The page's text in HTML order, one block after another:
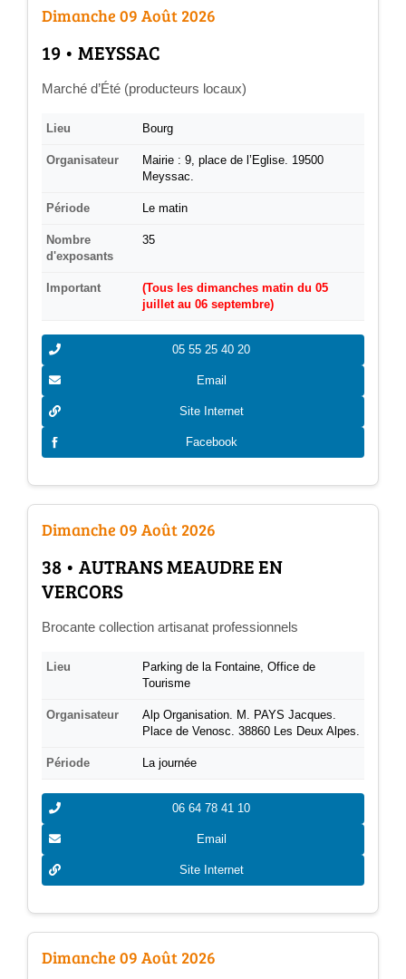
Annuaire Fournisseurs
Actualités
Contact
Dimanche 09 Août 2026
­19 • MEYSSAC
Marché d’Été (producteurs locaux)
Lieu Bourg
Organisateur
Mairie : 9, place de l’Eglise. 19500
Meyssac.
Période Le matin
Nombre
d'exposants
35
Important
(Tous les dimanches matin du 05
juillet au 06 septembre)
05 55 25 40 20
Email
Site Internet
Facebook
Dimanche 09 Août 2026
­38 • AUTRANS MEAUDRE EN
VERCORS
Brocante collection artisanat professionnels
Lieu
Parking de la Fontaine, Office de
Tourisme
Organisateur
Alp Organisation. M. PAYS Jacques.
Place de Venosc. 38860 Les Deux Alpes.
Période La journée
06 64 78 41 10
Email
Site Internet
Dimanche 09 Août 2026